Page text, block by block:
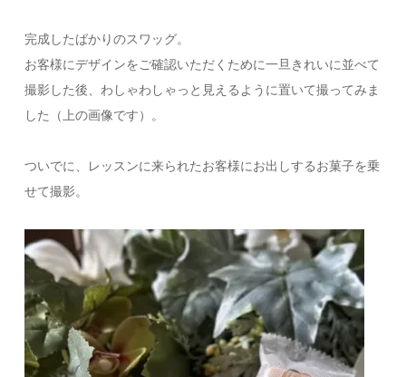
完成したばかりのスワッグ。
お客様にデザインをご確認いただくために一旦きれいに並べて
撮影した後、わしゃわしゃっと見えるように置いて撮ってみま
した（上の画像です）。
ついでに、レッスンに来られたお客様にお出しするお菓子を乗
せて撮影。